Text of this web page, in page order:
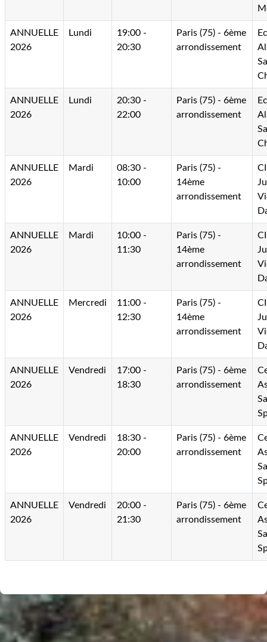
ANNUELLE
2026
Lundi
19:00 -
20:30
Paris (75) - 6ème
arrondissement
ANNUELLE
2026
Lundi
20:30 -
22:00
Paris (75) - 6ème
arrondissement
ANNUELLE
2026
Mardi
08:30 -
10:00
Paris (75) -
14ème
arrondissement
ANNUELLE
2026
Mardi
10:00 -
11:30
Paris (75) -
14ème
arrondissement
ANNUELLE
2026
Mercredi
11:00 -
12:30
Paris (75) -
14ème
arrondissement
ANNUELLE
2026
Vendredi
17:00 -
18:30
Paris (75) - 6ème
arrondissement
ANNUELLE
2026
Vendredi
18:30 -
20:00
Paris (75) - 6ème
arrondissement
ANNUELLE
2026
Vendredi
20:00 -
21:30
Paris (75) - 6ème
arrondissement